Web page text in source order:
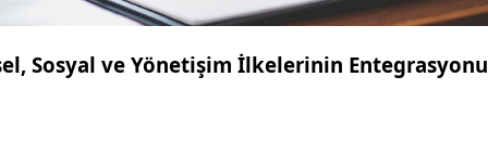
Sosyal ve Yönetişim İlkelerinin Entegrasyonu